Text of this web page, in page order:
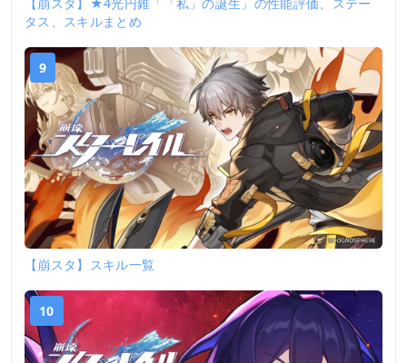
タス、スキルまとめ
9
【崩スタ】スキル一覧
10